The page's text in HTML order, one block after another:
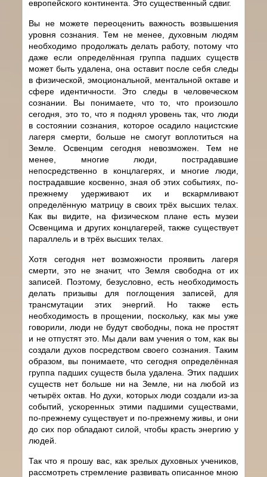
европейского континента. Это существенный сдвиг.
Вы не можете переоценить важность возвышения
уровня сознания. Тем не менее, духовным людям
необходимо продолжать делать работу, потому что
даже если определённая группа падших существ
может быть удалена, она оставит после себя следы
в физической, эмоциональной, ментальной октаве и
сфере идентичности. Это следы в человеческом
сознании. Вы понимаете, что то, что произошло
сегодня, это то, что я поднял уровень так, что люди
в состоянии сознания, которое осадило нацистские
лагеря смерти, больше не смогут воплотиться на
Земле. Освенцим сегодня невозможен. Тем не
менее, многие люди, пострадавшие
непосредственно в концлагерях, и многие люди,
пострадавшие косвенно, зная об этих событиях, по-
прежнему удерживают их и вскармливают
определённую матрицу в своих трёх высших телах.
Как вы видите, на физическом плане есть музеи
Освенцима и других концлагерей, также существует
параллель и в трёх высших телах.
Хотя сегодня нет возможности проявить лагеря
смерти, это не значит, что Земля свободна от их
записей. Поэтому, безусловно, есть необходимость
делать призывы для поглощения записей, для
трансмутации этих энергий. Но также есть
необходимость в прощении, поскольку, как мы уже
говорили, люди не будут свободны, пока не простят
и не отпустят это. Мы дали вам учения о том, как вы
создали духов посредством своего сознания. Таким
образом, вы понимаете, что сегодня определённая
группа падших существ была удалена. Этих падших
существ нет больше ни на Земле, ни на любой из
четырёх октав. Но духи, которых люди создали из-за
событий, ускоренных этими падшими существами,
по-прежнему существует и по-прежнему живы, и они
до сих пор обладают силой, чтобы красть энергию у
людей.
Так что я прошу вас, как зрелых духовных учеников,
рассмотреть стремление развивать описанное мною